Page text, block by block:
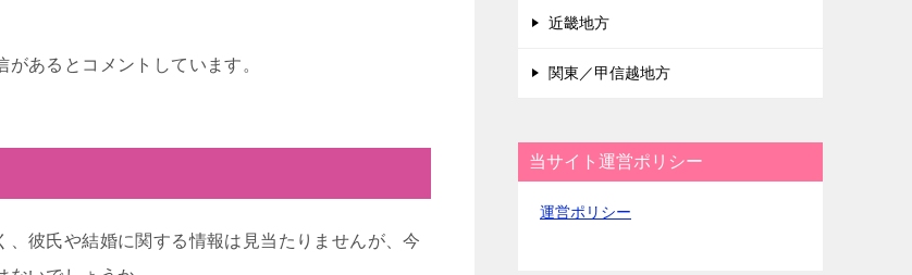
あるとコメントしています。
彼氏や結婚に関する情報は見当たりませんが、今
近畿地方
関東／甲信越地方
当サイト運営ポリシー
運営ポリシー